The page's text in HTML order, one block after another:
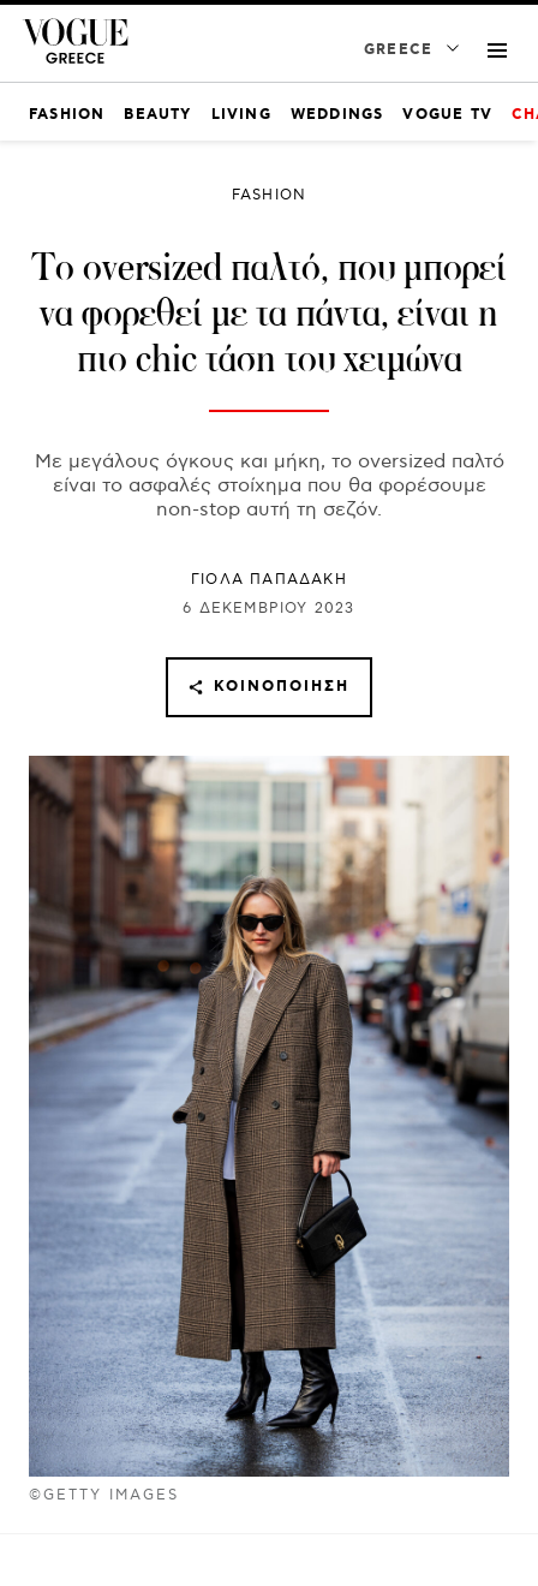
GREECE
FASHION BEAUTY LIVING WEDDINGS VOGUE TV
©GETTY IMAGES
FASHION
Το oversized παλτό, που μπορεί
να φορεθεί με τα πάντα, είναι η
πιο chic τάση του χειμώνα
Με μεγάλους όγκους και μήκη, το oversized παλτό
είναι το ασφαλές στοίχημα που θα φορέσουμε
non-stop αυτή τη σεζόν.
ΓΙΌΛΑ ΠΑΠΑΔΆΚΗ
6 ΔΕΚΕΜΒΡΊΟΥ 2023
ΚΟΙΝΟΠΟΊΗΣΗ